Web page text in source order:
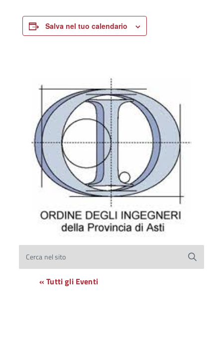
Salva nel tuo calendario
Cerca nel sito
« Tutti gli Eventi